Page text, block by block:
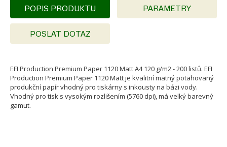
POPIS PRODUKTU PARAMETRY
POSLAT DOTAZ
EFI Production Premium Paper 1120 Matt A4 120 g/m2 - 200 listů. EFI
Production Premium Paper 1120 Matt je kvalitní matný potahovaný
produkční papír vhodný pro tiskárny s inkousty na bázi vody.
Vhodný pro tisk s vysokým rozlišením (5760 dpi), má velký barevný
gamut.